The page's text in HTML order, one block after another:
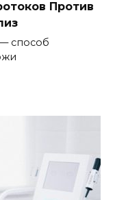
Против
способ